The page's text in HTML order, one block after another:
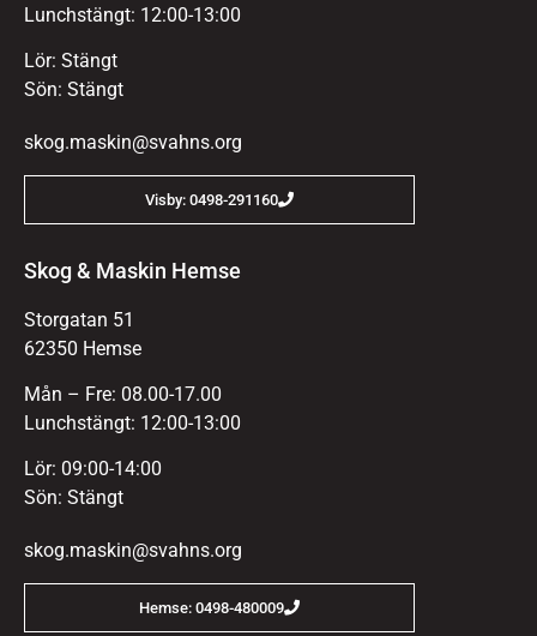
Lunchstängt: 12:00-13:00
Lör: Stängt
Sön: Stängt
skog.maskin@svahns.org
Visby: 0498-291160
Skog & Maskin Hemse
Storgatan 51
62350 Hemse
Mån – Fre: 08.00-17.00
Lunchstängt: 12:00-13:00
Lör: 09:00-14:00
Sön: Stängt
skog.maskin@svahns.org
Hemse: 0498-480009